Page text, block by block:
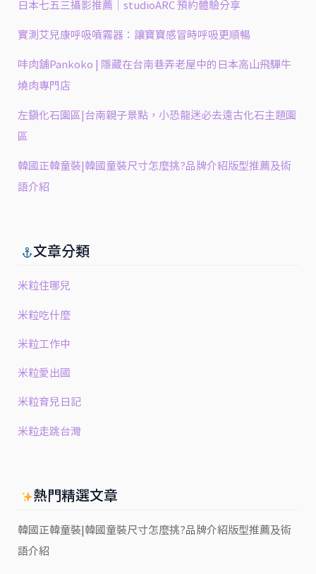
日本七五三攝影推薦｜studioARC 預約體驗分享
實測艾兒康呼吸噴霧器：讓寶寶感冒時呼吸更順暢
㕩肉舖Pankoko | 隱藏在台南巷弄老屋中的日本高山飛驒牛
燒肉專門店
左鎮化石園區|台南親子景點，小恐龍迷必去遠古化石主題園
區
韓國正韓童裝|韓國童裝尺寸怎麼挑?品牌介紹版型推薦及術
語介紹
文章分類
米粒住哪兒
米粒吃什麼
米粒工作中
米粒愛出國
米粒育兒日記
米粒走跳台灣
熱門精選文章
韓國正韓童裝|韓國童裝尺寸怎麼挑?品牌介紹版型推薦及術
語介紹